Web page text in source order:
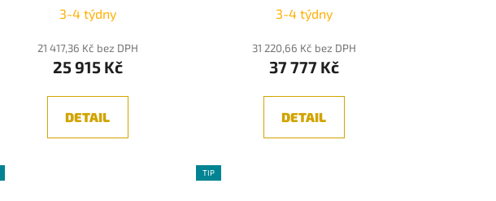
3-4 týdny
21 417,36 Kč bez DPH
25 915 Kč
DETAIL
3-4 týdny
31 220,66 Kč bez DPH
37 777 Kč
DETAIL
TIP